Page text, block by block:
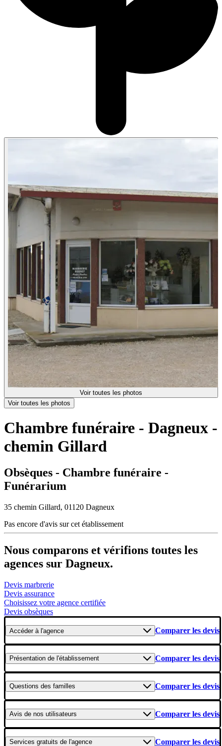
Voir toutes les photos
Voir toutes les photos
Chambre funéraire - Dagneux -
chemin Gillard
Obsèques - Chambre funéraire -
Funérarium
35 chemin Gillard, 01120 Dagneux
Pas encore d'avis sur cet établissement
Nous comparons et vérifions toutes les
agences sur Dagneux.
Devis marbrerie
Devis assurance
Choisissez votre agence certifiée
Devis obsèques
Accéderà l'agence Comparer les devis
Présentation de l'établissement Comparer les devis
Questions des familles Comparer les devis
Avis de nos utilisateurs Comparer les devis
Services gratuits de l'agence Comparer les devis